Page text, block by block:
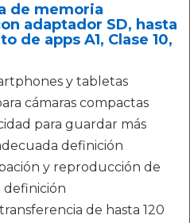
de memoria
adaptador SD, hasta
de apps A1, Clase 10,
y tabletas
cámaras compactas
para guardar más
definición
y reproducción de
definición
de hasta 120